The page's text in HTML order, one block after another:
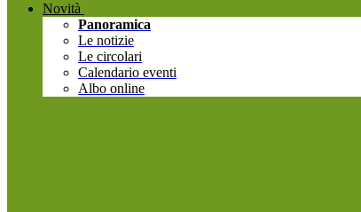
Novità
Panoramica
Le notizie
Le circolari
Calendario eventi
Albo online